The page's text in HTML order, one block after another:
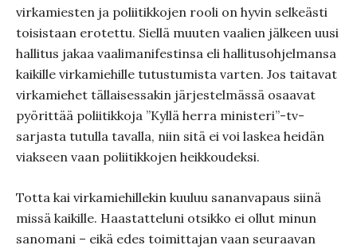
virkamiesten ja poliitikkojen rooli on hyvin selkeästi
toisistaan erotettu. Siellä muuten vaalien jälkeen uusi
hallitus jakaa vaalimanifestinsa eli hallitusohjelmansa
kaikille virkamiehille tutustumista varten. Jos taitavat
virkamiehet tällaisessakin järjestelmässä osaavat
pyörittää poliitikkoja ”Kyllä herra ministeri”-tv-
sarjasta tutulla tavalla, niin sitä ei voi laskea heidän
viakseen vaan poliitikkojen heikkoudeksi.
Totta kai virkamiehillekin kuuluu sananvapaus siinä
missä kaikille. Haastatteluni otsikko ei ollut minun
sanomani – eikä edes toimittajan vaan seuraavan